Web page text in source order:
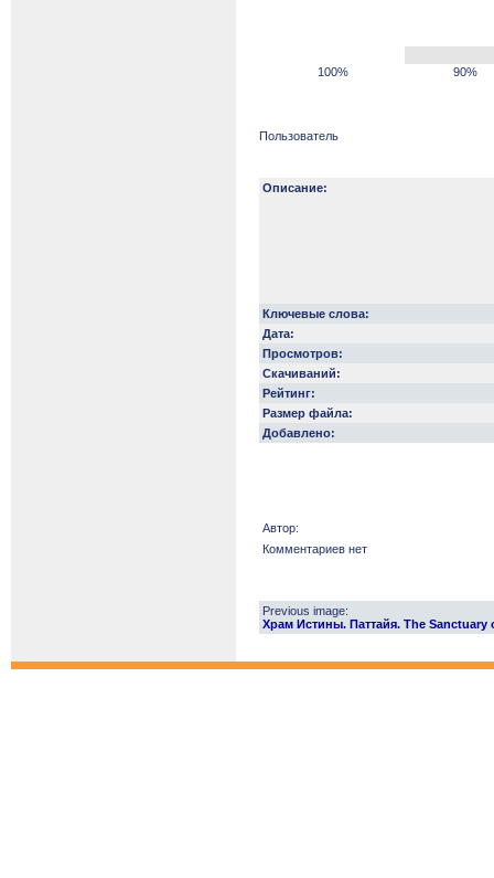
100% 90%
Пользователь
Описание:
Ключевые слова:
Дата:
Просмотров:
Скачиваний:
Рейтинг:
Размер файла:
Добавлено:
Автор:
Комментариев нет
Previous image:
Храм Истины. Паттайя. The Sanctuary